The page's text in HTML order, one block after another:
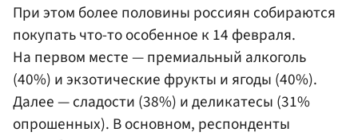
При этом более половины россиян собираются
покупать что-то особенное к 14 февраля.
На первом месте — премиальный алкоголь
(40%) и экзотические фрукты и ягоды (40%).
Далее — сладости (38%) и деликатесы (31%
опрошенных). В основном, респонденты